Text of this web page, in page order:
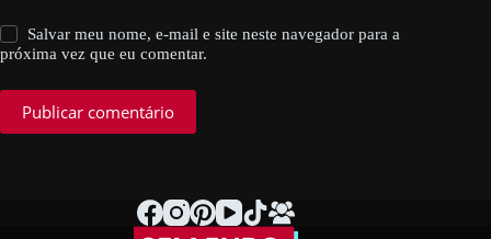
Salvar meu nome, e-mail e site neste navegador para a
próxima vez que eu comentar.
Publicar comentário